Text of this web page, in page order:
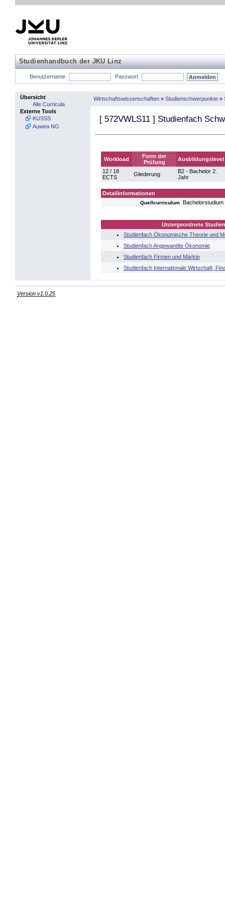
Studienhandbuch der JKU Linz
Benutzername Passwort
Übersicht
Alle Curricula
Externe Tools
KUSSS
Auwea NG
Wirtschaftswissenschaften » Studienschwerpunkte »
[ 572VWLS11 ] Studienfach
Workload
Form der
Prüfung
Ausbildungslevel
12 / 18
ECTS
Gliederung
B2 - Bachelor 2.
Jahr
Detailinformationen
Quellcurriculum
Untergeordnete
Studienfach Ökonomische Theorie und
Studienfach Angewandte Ökonomie
Studienfach Firmen und Märkte
Studienfach Internationale Wirtschaft,
Version v1.0.25